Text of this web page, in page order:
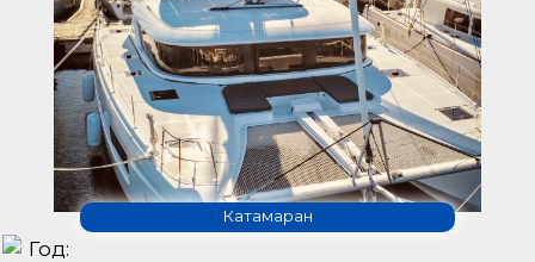
Катамаран
Год: